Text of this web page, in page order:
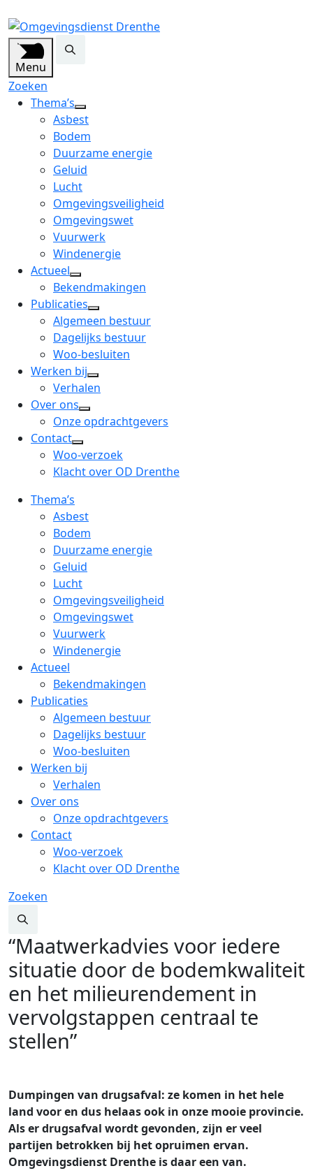
Menu
Zoeken
Thema’s
open
dropdown
menu
Asbest
Bodem
Duurzame energie
Geluid
Lucht
Omgevingsveiligheid
Omgevingswet
Vuurwerk
Windenergie
Actueel
open
dropdown
menu
Bekendmakingen
Publicaties
open
dropdown
menu
Algemeen bestuur
Dagelijks bestuur
Woo-besluiten
Werken bij
open
menu
Verhalen
Over ons
open
dropdown
menu
Onze opdrachtgevers
Contact
open
dropdown
Woo-verzoek
Klacht over OD Drenthe
Thema’s
Asbest
Bodem
Duurzame energie
Geluid
Lucht
Omgevingsveiligheid
Omgevingswet
Vuurwerk
Windenergie
Actueel
Bekendmakingen
Publicaties
Algemeen bestuur
Dagelijks bestuur
Woo-besluiten
Werken bij
Verhalen
Over ons
Onze opdrachtgevers
Contact
Woo-verzoek
Klacht over OD Drenthe
Zoeken
“Maatwerkadvies voor iedere
situatie door de bodemkwaliteit
en het milieurendement in
vervolgstappen centraal te
stellen”
Dumpingen van drugsafval: ze komen in het hele
land voor en dus helaas ook in onze mooie provincie.
Als er drugsafval wordt gevonden, zijn er veel
partijen betrokken bij het opruimen ervan.
Omgevingsdienst Drenthe is daar een van.